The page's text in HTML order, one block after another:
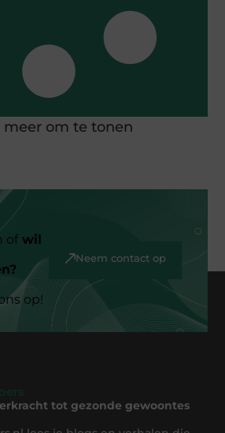
meer om te tonen
ofwil
op!
Neem contact op
tot gezonde gewoontes